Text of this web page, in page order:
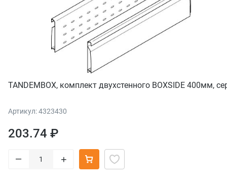
TANDEMBOX, комплект двухстенного BOXSIDE 400мм,
Артикул: 4323430
203.74 ₽
– +